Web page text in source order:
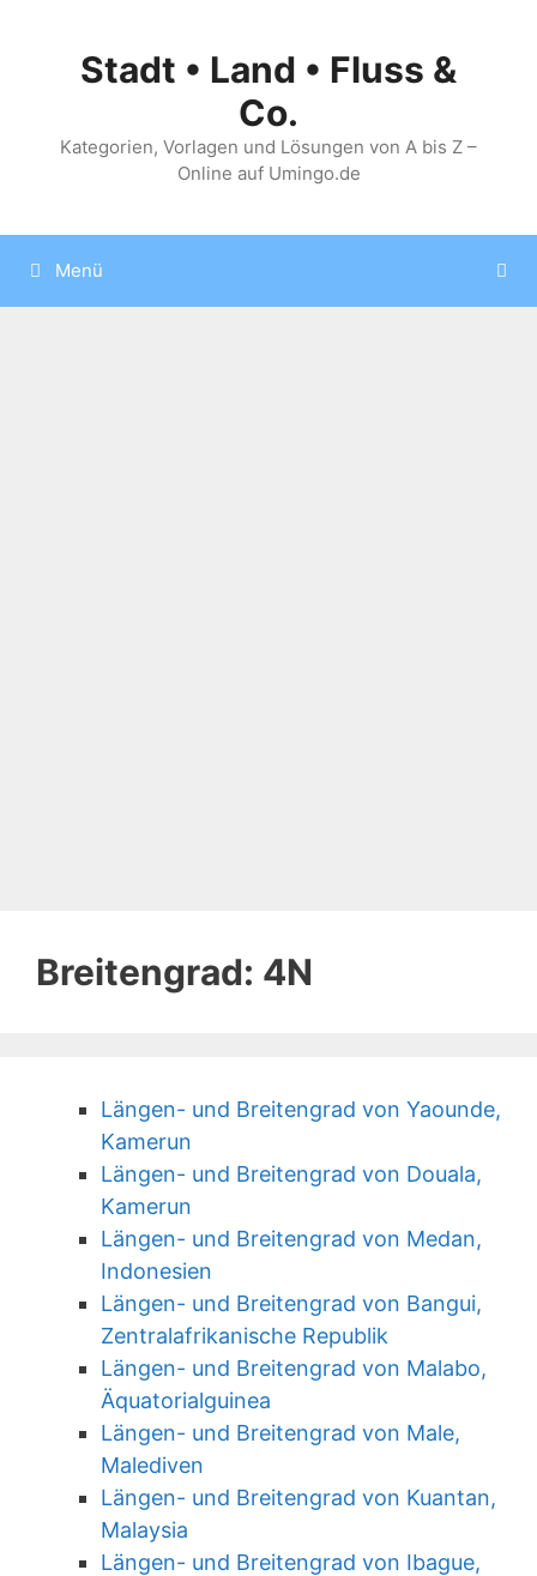
springenStadt • Land • Fluss &
Co.
Kategorien, Vorlagen und Lösungen von A bis Z –
Online auf Umingo.de
Menü
Breitengrad: 4N
Längen- und Breitengrad von Yaounde,
Kamerun
Längen- und Breitengrad von Douala,
Kamerun
Längen- und Breitengrad von Medan,
Indonesien
Längen- und Breitengrad von Bangui,
Zentralafrikanische Republik
Längen- und Breitengrad von Malabo,
Äquatorialguinea
Längen- und Breitengrad von Male,
Malediven
Längen- und Breitengrad von Kuantan,
Malaysia
Längen- und Breitengrad von Ibague,